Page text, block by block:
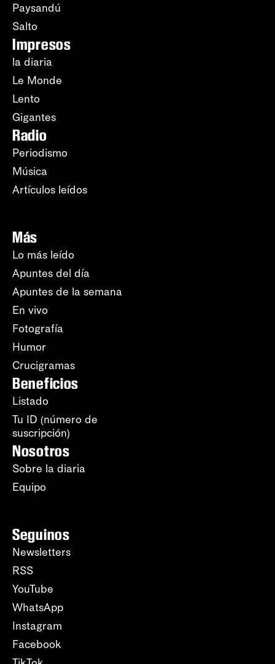
Paysandú
Salto
Impresos
la diaria
Le Monde
Lento
Gigantes
Radio
Periodismo
Música
Artículos leídos
Más
Lo más leído
Apuntes del día
Apuntes de la semana
En vivo
Fotografía
Humor
Crucigramas
Beneficios
Listado
Tu ID (número de
suscripción)
Nosotros
Sobre la diaria
Equipo
Seguinos
Newsletters
RSS
YouTube
WhatsApp
Instagram
Facebook